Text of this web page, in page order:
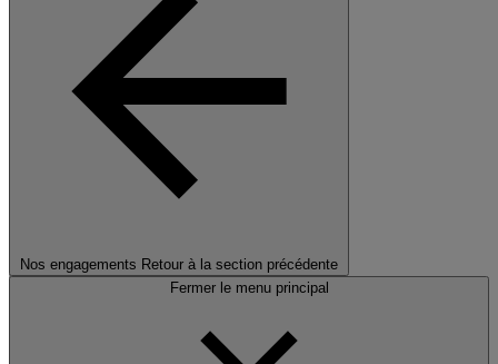
Nos engagements Retour à la section précédente
Fermer le menu principal